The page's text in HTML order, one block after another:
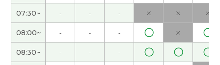
还好,没有以前那么忙了。 ( 女性 )
端午节休息，但是还没有什么安排。如果没有安排
的话，我打算在家好好休息。
( 女性 )
07:30~ - - - × × ×
08:00~ - - - 〇 × 〇
08:30~ - - - 〇 〇 〇